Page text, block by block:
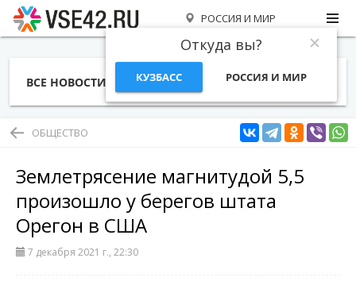
РОССИЯ И МИР
Откуда вы?
КУЗБАСС РОССИЯ И МИР
ВСЕ НОВОСТИ СТАТЬИ ТЕМЫ ФОТО
ОБЩЕСТВО
Землетрясение магнитудой 5,5
произошло у берегов штата
Орегон в США
7 декабря 2021 г., 22:30